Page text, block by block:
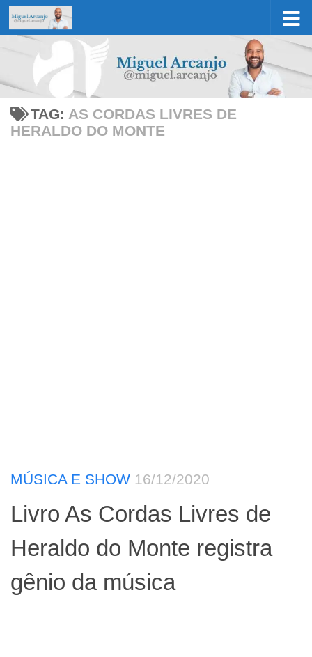
Skip to content
TAG: AS CORDAS LIVRES DE
HERALDO DO MONTE
MÚSICA E SHOW 16/12/2020
Livro As Cordas Livres de
Heraldo do Monte registra
gênio da música